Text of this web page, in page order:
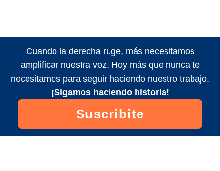
Cuando la derecha ruge, más necesitamos
amplificar nuestra voz. Hoy más que nunca te
necesitamos para seguir haciendo nuestro trabajo.
¡Sigamos haciendo historia!
Suscribite